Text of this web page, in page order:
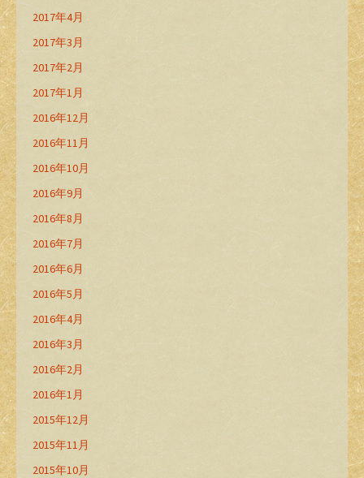
2017年4月
2017年3月
2017年2月
2017年1月
2016年12月
2016年11月
2016年10月
2016年9月
2016年8月
2016年7月
2016年6月
2016年5月
2016年4月
2016年3月
2016年2月
2016年1月
2015年12月
2015年11月
2015年10月